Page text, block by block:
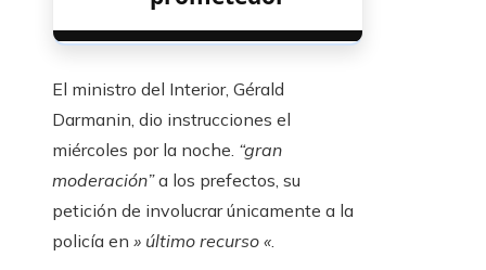
El ministro del Interior, Gérald
Darmanin, dio instrucciones el
miércoles por la noche. “gran
moderación”a los prefectos, su
petición de involucrar únicamente a la
policía en » último recurso «